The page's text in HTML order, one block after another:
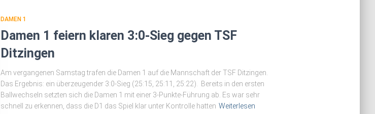
DAMEN 1
Damen 1 feiern klaren 3:0-Sieg gegen TSF
Ditzingen
Am vergangenen Samstag trafen die Damen 1 auf die Mannschaft der TSF Ditzingen.
Das Ergebnis: ein überzeugender 3:0-Sieg (25:15, 25:11, 25:22). Bereits in den ersten
Ballwechseln setzten sich die Damen 1 mit einer 3-Punkte-Führung ab. Es war sehr
schnell zu erkennen, dass die D1 das Spiel klar unter Kontrolle hatten Weiterlesen